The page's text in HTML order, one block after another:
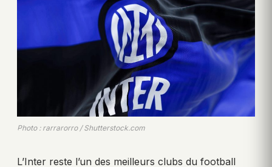
Photo : rarrarorro / Shutterstock.com
L’Inter reste l’un des meilleurs clubs du football